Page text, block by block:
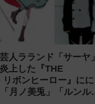
甲2026で七瀬すず菜
OB山本浩二がやって
使い切ってたのでベン
遽変更されライバーの